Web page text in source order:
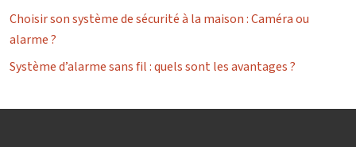
Choisir son système de sécurité à la maison : Caméra ou
alarme ?
Système d’alarme sans fil : quels sont les avantages ?